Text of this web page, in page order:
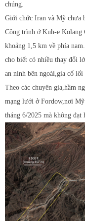
chúng.
Giới chức Iran và Mỹ chưa
Công trình ở Kuh-e Kolang
khoảng 1,5 km về phía
cho biết có nhiều thay đổi
an ninh bên ngoài,gia cố lối
Theo các chuyên gia,hầm
mạng lưới ở Fordow,nơi Mỹ
tháng 6/2025 mà không đạt